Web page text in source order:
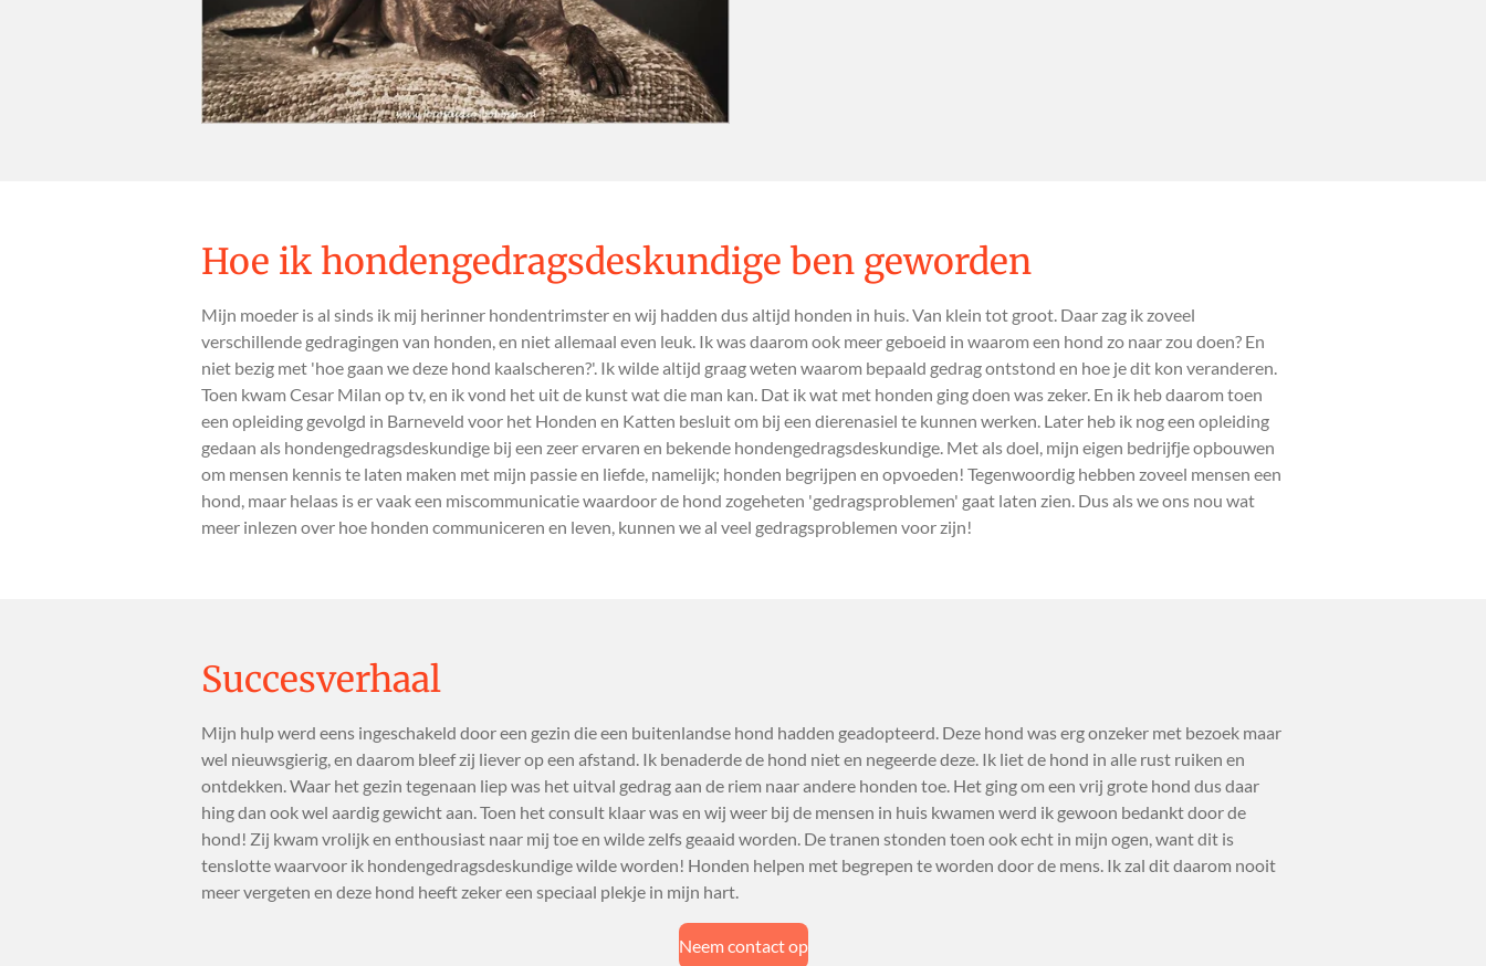
Hoe ik hondengedragsdeskundige ben geworden
Mijn moeder is al sinds ik mij herinner hondentrimster en wij hadden dus altijd honden in huis. Van klein tot groot. Daar zag ik zoveel
verschillende gedragingen van honden, en niet allemaal even leuk. Ik was daarom ook meer geboeid in waarom een hond zo naar zou doen? En
niet bezig met 'hoe gaan we deze hond kaalscheren?'. Ik wilde altijd graag weten waarom bepaald gedrag ontstond en hoe je dit kon veranderen.
Toen kwam Cesar Milan op tv, en ik vond het uit de kunst wat die man kan. Dat ik wat met honden ging doen was zeker. En ik heb daarom toen
een opleiding gevolgd in Barneveld voor het Honden en Katten besluit om bij een dierenasiel te kunnen werken. Later heb ik nog een opleiding
gedaan als hondengedragsdeskundige bij een zeer ervaren en bekende hondengedragsdeskundige. Met als doel, mijn eigen bedrijfje opbouwen
om mensen kennis te laten maken met mijn passie en liefde, namelijk; honden begrijpen en opvoeden! Tegenwoordig hebben zoveel mensen een
hond, maar helaas is er vaak een miscommunicatie waardoor de hond zogeheten 'gedragsproblemen' gaat laten zien. Dus als we ons nou wat
meer inlezen over hoe honden communiceren en leven, kunnen we al veel gedragsproblemen voor zijn!
Succesverhaal
Mijn hulp werd eens ingeschakeld door een gezin die een buitenlandse hond hadden geadopteerd. Deze hond was erg onzeker met bezoek maar
wel nieuwsgierig, en daarom bleef zij liever op een afstand. Ik benaderde de hond niet en negeerde deze. Ik liet de hond in alle rust ruiken en
ontdekken. Waar het gezin tegenaan liep was het uitval gedrag aan de riem naar andere honden toe. Het ging om een vrij grote hond dus daar
hing dan ook wel aardig gewicht aan. Toen het consult klaar was en wij weer bij de mensen in huis kwamen werd ik gewoon bedankt door de
hond! Zij kwam vrolijk en enthousiast naar mij toe en wilde zelfs geaaid worden. De tranen stonden toen ook echt in mijn ogen, want dit is
tenslotte waarvoor ik hondengedragsdeskundige wilde worden! Honden helpen met begrepen te worden door de mens. Ik zal dit daarom nooit
meer vergeten en deze hond heeft zeker een speciaal plekje in mijn hart.
Neem contact op